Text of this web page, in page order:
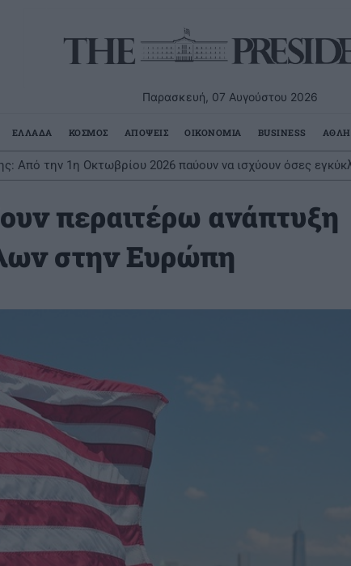
Παρασκευή, 07 Αυγούστου 2026
ΕΛΛΑΔΑ ΚΟΣΜΟΣ ΑΠΟΨΕΙΣ ΟΙΚΟΝΟΜΙΑ BUSINESS
Από την 1η Οκτωβρίου 2026 παύουν να ισχύουν όσες
περαιτέρω ανάπτυξη
στην Ευρώπη